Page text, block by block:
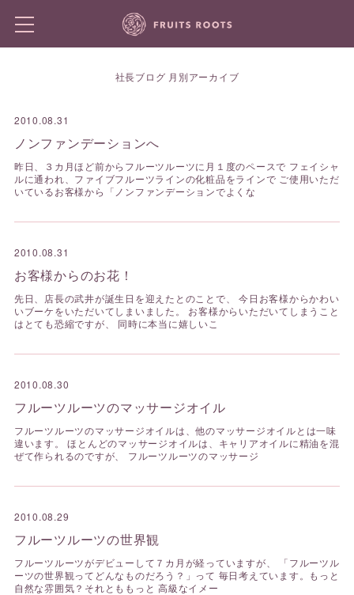
社長ブログ 月別アーカイブ
2010.08.31
ノンファンデーションへ
昨日、３カ月ほど前からフルーツルーツに月１度のペースで フェイシャ
ルに通われ、ファイブフルーツラインの化粧品をラインで ご使用いただ
いているお客様から「ノンファンデーションでよくな
2010.08.31
お客様からのお花！
先日、店長の武井が誕生日を迎えたとのことで、 今日お客様からかわい
いブーケをいただいてしまいました。 お客様からいただいてしまうこと
はとても恐縮ですが、 同時に本当に嬉しいこ
2010.08.30
フルーツルーツのマッサージオイル
フルーツルーツのマッサージオイルは、他のマッサージオイルとは一味
違います。 ほとんどのマッサージオイルは、キャリアオイルに精油を混
ぜて作られるのですが、 フルーツルーツのマッサージ
2010.08.29
フルーツルーツの世界観
フルーツルーツがデビューして７カ月が経っていますが、 「フルーツル
ーツの世界観ってどんなものだろう？」って 毎日考えています。もっと
自然な雰囲気？それとももっと 高級なイメー